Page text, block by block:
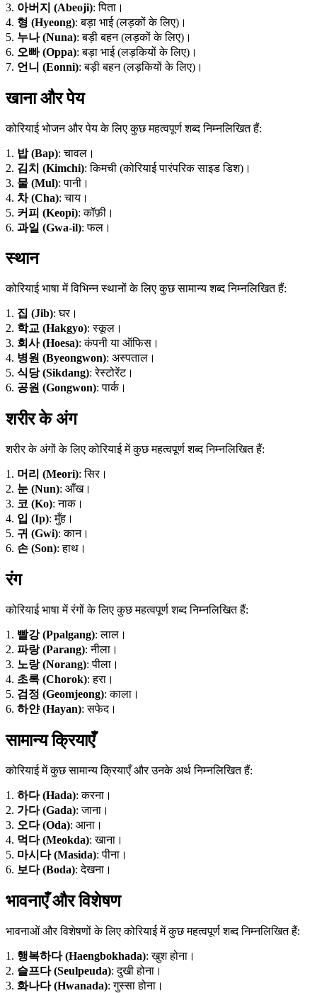
3. 아버지 (Abeoji): पिता।
4. 형 (Hyeong): बड़ा भाई (लड़कों के लिए)।
5. 누나 (Nuna): बड़ी बहन (लड़कों के लिए)।
6. 오빠 (Oppa): बड़ा भाई (लड़कियों के लिए)।
7. 언니 (Eonni): बड़ी बहन (लड़कियों के लिए)।
खाना और पेय
कोरियाई भोजन और पेय के लिए कुछ महत्वपूर्ण शब्द निम्नलिखित हैं:
1. 밥 (Bap): चावल।
2. 김치 (Kimchi): किमची (कोरियाई पारंपरिक साइड डिश)।
3. 물 (Mul): पानी।
4. 차 (Cha): चाय।
5. 커피 (Keopi): कॉफ़ी।
6. 과일 (Gwa-il): फल।
स्थान
कोरियाई भाषा में विभिन्न स्थानों के लिए कुछ सामान्य शब्द निम्नलिखित हैं:
1. 집 (Jib): घर।
2. 학교 (Hakgyo): स्कूल।
3. 회사 (Hoesa): कंपनी या ऑफिस।
4. 병원 (Byeongwon): अस्पताल।
5. 식당 (Sikdang): रेस्टोरेंट।
6. 공원 (Gongwon): पार्क।
शरीर के अंग
शरीर के अंगों के लिए कोरियाई में कुछ महत्वपूर्ण शब्द निम्नलिखित हैं:
1. 머리 (Meori): सिर।
2. 눈 (Nun): आँख।
3. 코 (Ko): नाक।
4. 입 (Ip): मुँह।
5. 귀 (Gwi): कान।
6. 손 (Son): हाथ।
रंग
कोरियाई भाषा में रंगों के लिए कुछ महत्वपूर्ण शब्द निम्नलिखित हैं:
1. 빨강 (Ppalgang): लाल।
2. 파랑 (Parang): नीला।
3. 노랑 (Norang): पीला।
4. 초록 (Chorok): हरा।
5. 검정 (Geomjeong): काला।
6. 하얀 (Hayan): सफेद।
सामान्य क्रियाएँ
कोरियाई में कुछ सामान्य क्रियाएँ और उनके अर्थ निम्नलिखित हैं:
1. 하다 (Hada): करना।
2. 가다 (Gada): जाना।
3. 오다 (Oda): आना।
4. 먹다 (Meokda): खाना।
5. 마시다 (Masida): पीना।
6. 보다 (Boda): देखना।
भावनाएँ और विशेषण
भावनाओं और विशेषणों के लिए कोरियाई में कुछ महत्वपूर्ण शब्द निम्नलिखित हैं:
1. 행복하다 (Haengbokhada): खुश होना।
2. 슬프다 (Seulpeuda): दुखी होना।
3. 화나다 (Hwanada): गुस्सा होना।